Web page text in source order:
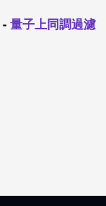
-量子上同調過濾